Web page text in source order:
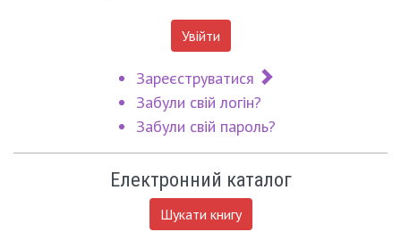
Увійти
Зареєструватися
Забули свій логін?
Забули свій пароль?
Електронний каталог
Шукати книгу